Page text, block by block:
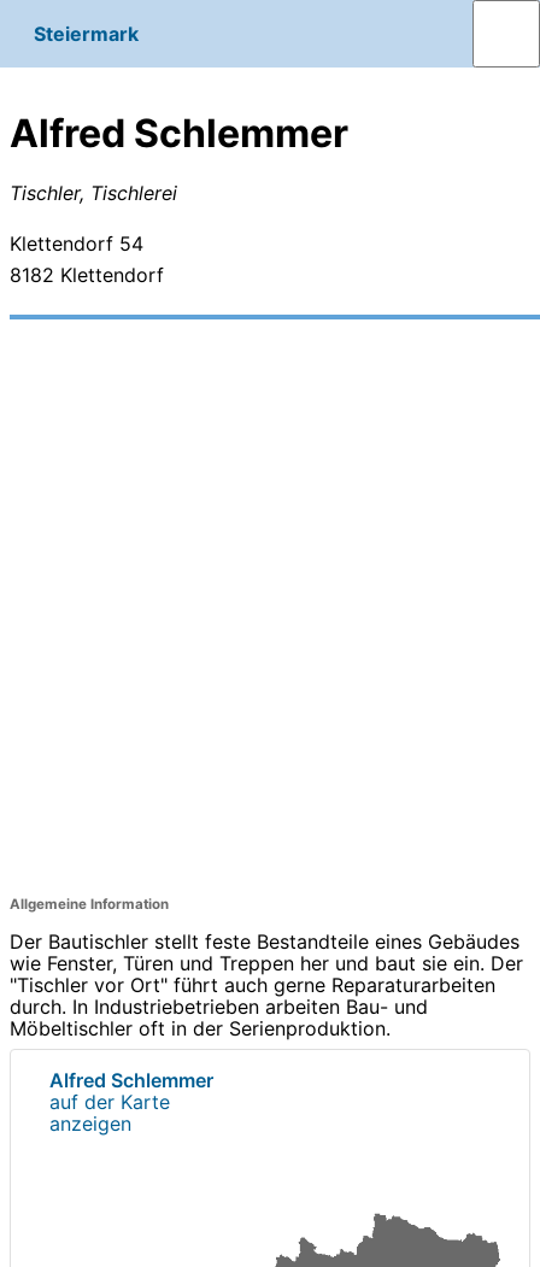
Steiermark
Alfred Schlemmer
Tischler, Tischlerei
Klettendorf 54
8182 Klettendorf
Allgemeine Information
Der Bautischler stellt feste Bestandteile eines Gebäudes
wie Fenster, Türen und Treppen her und baut sie ein. Der
"Tischler vor Ort" führt auch gerne Reparaturarbeiten
durch. In Industriebetrieben arbeiten Bau- und
Möbeltischler oft in der Serienproduktion.
Alfred Schlemmer
auf der Karte
anzeigen